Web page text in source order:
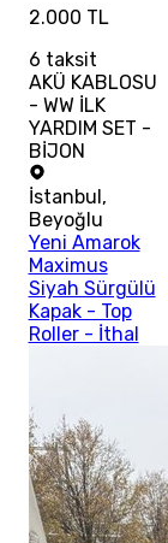
2.000 TL
6 taksit
AKÜ KABLOSU
- WW İLK
YARDIM SET -
BİJON
İstanbul,
Beyoğlu
Yeni Amarok
Maximus
Siyah Sürgülü
Kapak - Top
Roller - İthal